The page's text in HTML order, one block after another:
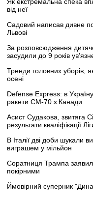
від неї
Садовий написав дивне
Львові
За розповсюдження
засудили до 9 років
Тренди головних уборів,
осені
Defense Express: в
ракети CM-70 з Канади
Асист Судакова, звитяга
результати кваліфікації
В Італії дві доби шукали
виграшем у мільйон
Соратниця Трампа
покірними
Ймовірний суперник